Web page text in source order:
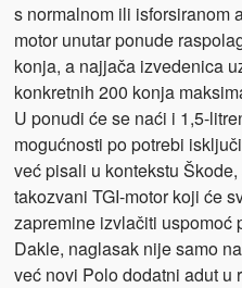
s normalnom ili isforsiranom
motor unutar ponude
konja, a najjača izvedenica
konkretnih 200 konja
U ponudi će se naći i 1,5-
mogućnosti po potrebi
već pisali u kontekstu
takozvani TGI-motor koji će
zapremine izvlačiti uspomoć
Dakle, naglasak nije samo
već novi Polo dodatni adut u